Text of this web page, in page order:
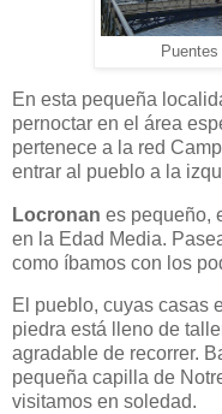
En esta pequeña
pernoctar en el área
pertenece a la red
entrar al pueblo a la
Locronan es pequeño,
en la Edad Media.
como íbamos con los
El pueblo, cuyas casas
piedra está lleno de
agradable de recorrer.
pequeña capilla de
visitamos en soledad.